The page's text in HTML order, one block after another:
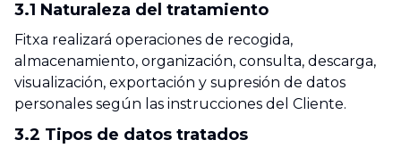
3.1 Naturaleza del tratamiento
Fitxa realizará operaciones de recogida,
almacenamiento, organización, consulta, descarga,
visualización, exportación y supresión de datos
personales según las instrucciones del Cliente.
3.2 Tipos de datos tratados